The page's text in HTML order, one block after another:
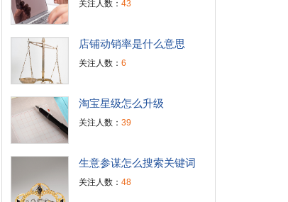
关注人数： 43
店铺动销率是什么意思
关注人数： 6
淘宝星级怎么升级
关注人数： 39
生意参谋怎么搜索关键词
关注人数： 48